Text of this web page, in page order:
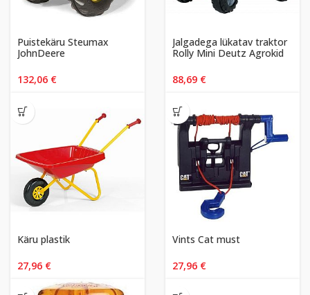
Puistekäru Steumax
JohnDeere
132,06 €
Jalgadega lükatav traktor
Rolly Mini Deutz Agrokid
88,69 €
Käru plastik
27,96 €
Vints Cat must
27,96 €